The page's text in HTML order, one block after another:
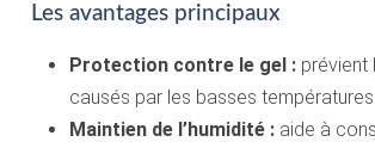
Les avantages principaux
Protection contre le gel :prévient
causés par les basses températures.
Maintien de l’humidité :aide à